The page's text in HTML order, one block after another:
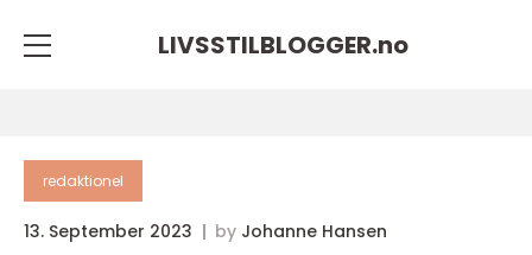
LIVSSTILBLOGGER.no
redaktionel
13. September 2023 by Johanne Hansen